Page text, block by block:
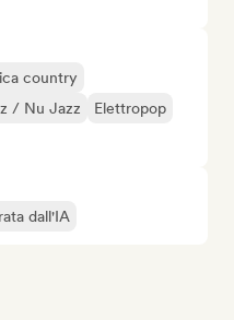
country
/ Nu Jazz
Elettropop
dall'IA